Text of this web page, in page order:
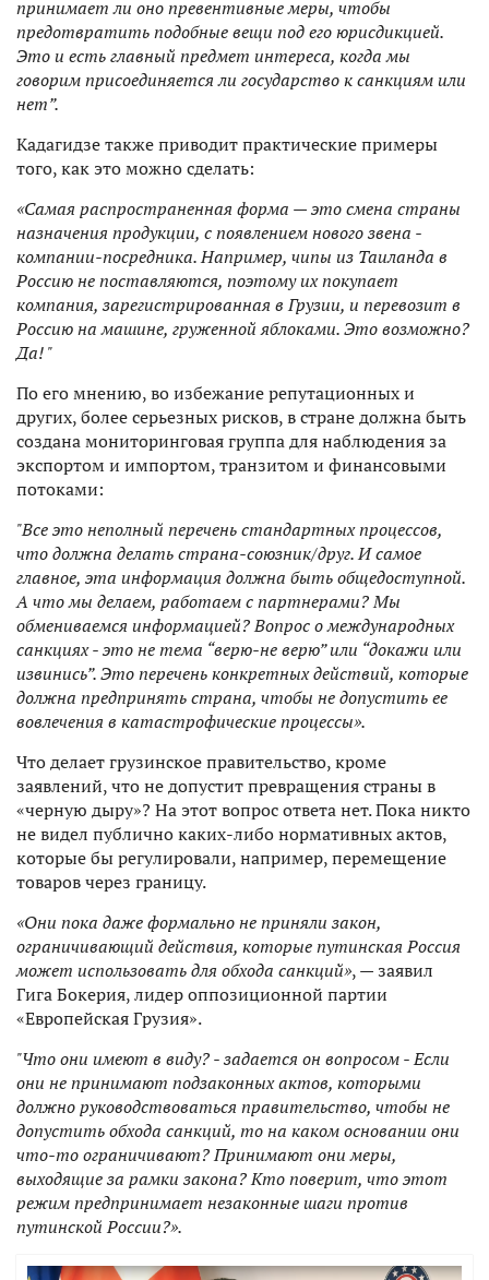
принимает ли оно превентивные меры, чтобы
предотвратить подобные вещи под его юрисдикцией.
Это и есть главный предмет интереса, когда мы
говорим присоединяется ли государство к санкциям или
нет”.
Кадагидзе также приводит практические примеры
того, как это можно сделать:
«Самая распространенная форма — это смена страны
назначения продукции, с появлением нового звена -
компании-посредника. Например, чипы из Таиланда в
Россию не поставляются, поэтому их покупает
компания, зарегистрированная в Грузии, и перевозит в
Россию на машине, груженной яблоками. Это возможно?
Да! "
По его мнению, во избежание репутационных и
других, более серьезных рисков, в стране должна быть
создана мониторинговая группа для наблюдения за
экспортом и импортом, транзитом и финансовыми
потоками:
"Все это неполный перечень стандартных процессов,
что должна делать страна-союзник/друг. И самое
главное, эта информация должна быть общедоступной.
А что мы делаем, работаем с партнерами? Мы
обмениваемся информацией? Вопрос о международных
санкциях - это не тема “верю-не верю” или “докажи или
извинись”. Это перечень конкретных действий, которые
должна предпринять страна, чтобы не допустить ее
вовлечения в катастрофические процессы».
Что делает грузинское правительство, кроме
заявлений, что не допустит превращения страны в
«черную дыру»? На этот вопрос ответа нет. Пока никто
не видел публично каких-либо нормативных актов,
которые бы регулировали, например, перемещение
товаров через границу.
«Они пока даже формально не приняли закон,
ограничивающий действия, которые путинская Россия
может использовать для обхода санкций», — заявил
Гига Бокерия, лидер оппозиционной партии
«Европейская Грузия».
"Что они имеют в виду? - задается он вопросом - Если
они не принимают подзаконных актов, которыми
должно руководствоваться правительство, чтобы не
допустить обхода санкций, то на каком основании они
что-то ограничивают? Принимают они меры,
выходящие за рамки закона? Кто поверит, что этот
режим предпринимает незаконные шаги против
путинской России?».